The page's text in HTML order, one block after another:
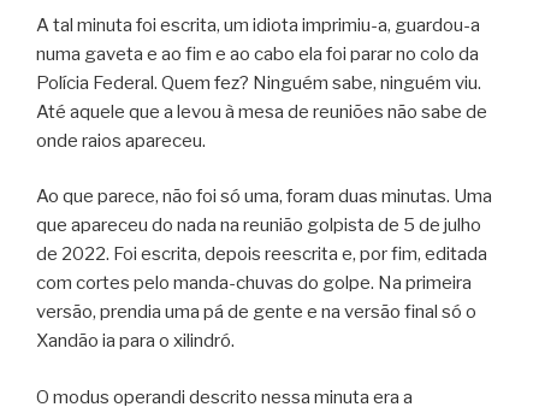
A tal minuta foi escrita, um idiota imprimiu-a, guardou-a
numa gaveta e ao fim e ao cabo ela foi parar no colo da
Polícia Federal. Quem fez? Ninguém sabe, ninguém viu.
Até aquele que a levou à mesa de reuniões não sabe de
onde raios apareceu.
Ao que parece, não foi só uma, foram duas minutas. Uma
que apareceu do nada na reunião golpista de 5 de julho
de 2022. Foi escrita, depois reescrita e, por fim, editada
com cortes pelo manda-chuvas do golpe. Na primeira
versão, prendia uma pá de gente e na versão final só o
Xandão ia para o xilindró.
O modus operandi descrito nessa minuta era a